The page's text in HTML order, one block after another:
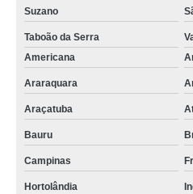
Suzano
Taboão da Serra
Americana
Araraquara
Araçatuba
Bauru
Campinas
Hortolândia